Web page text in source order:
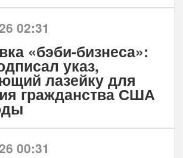
02:31
«бэби-бизнеса»:
указ,
лазейку для
гражданства США
00:31